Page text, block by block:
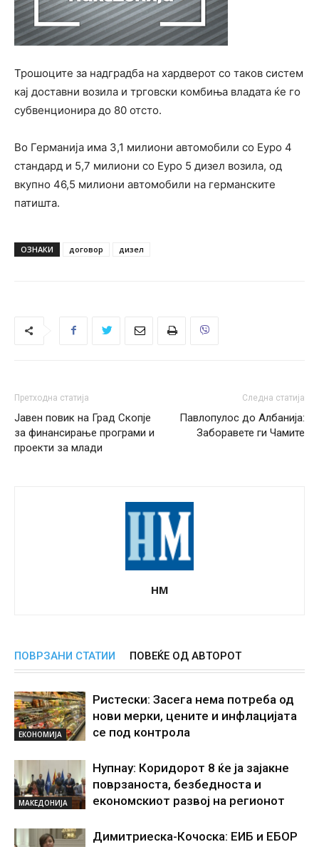
Трошоците за надградба на хардверот со таков систем
кај доставни возила и трговски комбиња владата ќе го
субвенционира до 80 отсто.
Во Германија има 3,1 милиони автомобили со Еуро 4
стандард и 5,7 милиони со Еуро 5 дизел возила, од
вкупно 46,5 милиони автомобили на германските
патишта.
ОЗНАКИ договор дизел
Претходна статија
Јавен повик на Град Скопје
за финансирање програми и
проекти за млади
Следна статија
Павлопулос до Албанија:
Заборавете ги Чамите
НМ
ПОВРЗАНИ СТАТИИ ПОВЕЌЕ ОД АВТОРОТ
ЕКОНОМИЈА
Ристески: Засега нема потреба од
нови мерки, цените и инфлацијата
се под контрола
МАКЕДОНИЈА
Нупнау: Коридорот 8 ќе ја зајакне
поврзаноста, безбедноста и
економскиот развој на регионот
Димитриеска-Кочоска: ЕИБ и ЕБОР